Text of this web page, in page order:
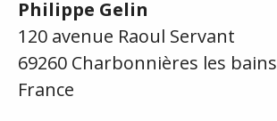
Philippe Gelin
120 avenue Raoul Servant
69260 Charbonnières les bains
France